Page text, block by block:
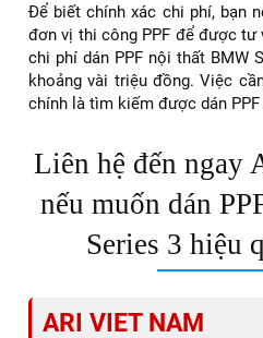
Để biết chính xác chi phí, bạn
đơn vị thi công PPF để được tư
chi phí dán PPF nội thất BMW
khoảng vài triệu đồng. Việc
chính là tìm kiếm được dán
Liên hệ đến
nếu muốn dán
Series 3 hiệu
ARI VIET NAM